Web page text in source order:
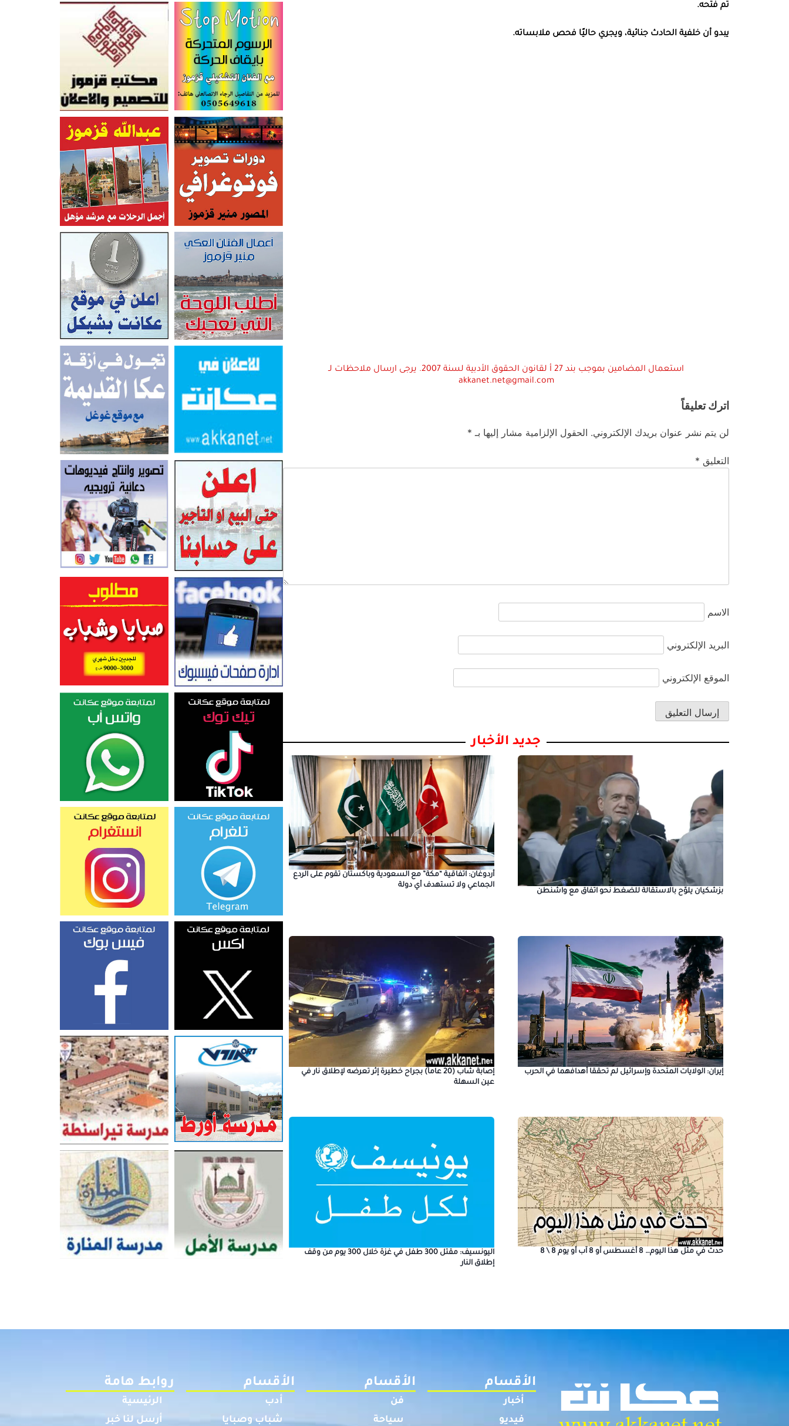
تم فتحه.
يبدو أن خلفية الحادث جنائية، ويجري حاليًا فحص ملابساته.
استعمال المضامين بموجب بند 27 أ لقانون الحقوق الأدبية لسنة 2007. يرجى ارسال ملاحظات لـ
akkanet.net@gmail.com
اترك تعليقاً
لن يتم نشر عنوان بريدك الإلكتروني. الحقول الإلزامية مشار إليها بـ *
التعليق *
الاسم
البريد الإلكتروني
الموقع الإلكتروني
جديد الأخبار
بزشكيان يلوّح بالاستقالة للضغط نحو اتفاق مع واشنطن
أردوغان: اتفاقية “مكة” مع السعودية وباكستان تقوم على الردع
الجماعي ولا تستهدف أي دولة
إيران: الولايات المتحدة وإسرائيل لم تحققا أهدافهما في الحرب
إصابة شاب (20 عاماً) بجراح خطيرة إثر تعرضه لإطلاق نار في
عين السهلة
حدث في مثل هذا اليوم… 8 أغسطس أو 8 آب أو يوم 8 \ 8
اليونسيف: مقتل 300 طفل في غزة خلال 300 يوم من وقف
إطلاق النار
الأقسام
أخبار
فيديو
الأقسام
فن
سياحة
الأقسام
أدب
شباب وصبايا
روابط هامة
الرئيسية
أرسل لنا خبر